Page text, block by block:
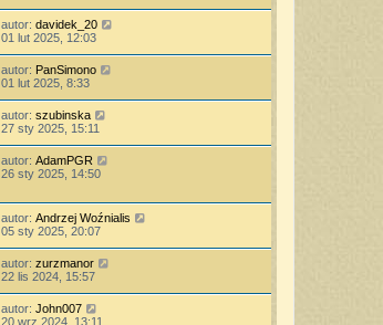
autor: davidek_20
01 lut 2025, 12:03
autor: PanSimono
01 lut 2025, 8:33
autor: szubinska
27 sty 2025, 15:11
autor: AdamPGR
26 sty 2025, 14:50
autor: Andrzej Woźnialis
05 sty 2025, 20:07
autor: zurzmanor
22 lis 2024, 15:57
autor: John007
20 wrz 2024, 13:11